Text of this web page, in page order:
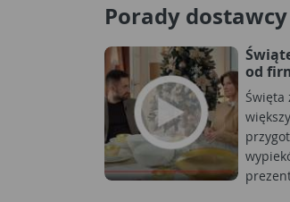
Porady dostawcy
od
Święta